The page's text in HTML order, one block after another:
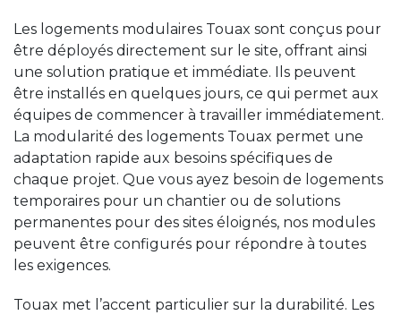
Les logements modulaires Touax sont conçus pour
être déployés directement sur le site, offrant ainsi
une solution pratique et immédiate. Ils peuvent
être installés en quelques jours, ce qui permet aux
équipes de commencer à travailler immédiatement.
La modularité des logements Touax permet une
adaptation rapide aux besoins spécifiques de
chaque projet. Que vous ayez besoin de logements
temporaires pour un chantier ou de solutions
permanentes pour des sites éloignés, nos modules
peuvent être configurés pour répondre à toutes
les exigences.
Touax met l’accent particulier sur la durabilité. Les